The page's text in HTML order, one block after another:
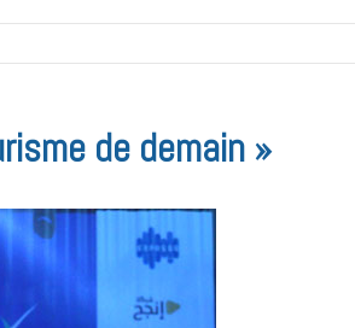
de demain »